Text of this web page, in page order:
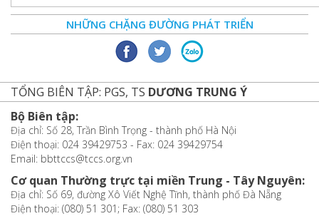
NHỮNG CHẶNG ĐƯỜNG PHÁT TRIỂN
TỔNG BIÊN TẬP: PGS, TS DƯƠNG TRUNG Ý
Bộ Biên tập:
Địa chỉ: Số 28, Trần Bình Trọng - thành phố Hà Nội
Điện thoại: 024 39429753 - Fax: 024 39429754
Email: bbttccs@tccs.org.vn
Cơ quan Thường trực tại miền Trung - Tây Nguyên:
Địa chỉ: Số 69, đường Xô Viết Nghệ Tĩnh, thành phố Đà Nẵng
Điện thoại: (080) 51 301; Fax: (080) 51 303